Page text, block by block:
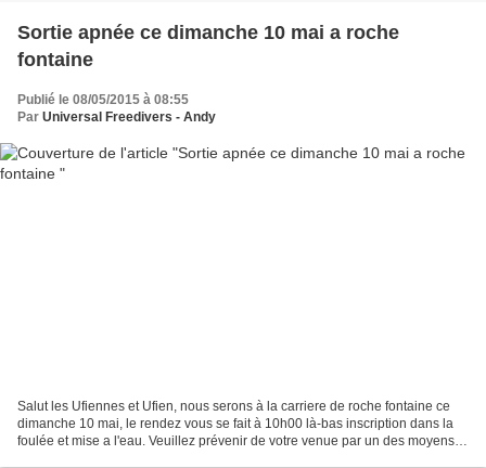
Sortie apnée ce dimanche 10 mai a roche
fontaine
Publié le 08/05/2015 à 08:55
Par Universal Freedivers - Andy
Salut les Ufiennes et Ufien, nous serons à la carriere de roche fontaine ce
dimanche 10 mai, le rendez vous se fait à 10h00 là-bas inscription dans la
foulée et mise a l'eau. Veuillez prévenir de votre venue par un des moyens